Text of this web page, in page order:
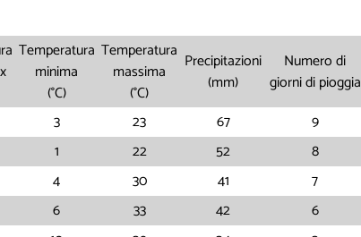
Temperatura
minima
(°C)
Temperatura
massima
(°C)
Precipitazioni
(mm)
Numero di
giorni di pioggia
3 23 67
9
1 22 52
8
4 30 41
7
6 33 42
6